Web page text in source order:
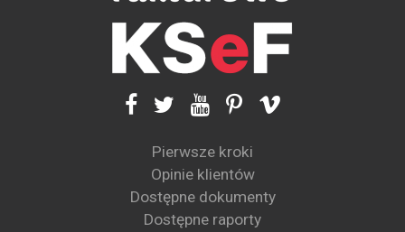
Pierwsze kroki
Opinie klientów
Dostępne dokumenty
Dostępne raporty